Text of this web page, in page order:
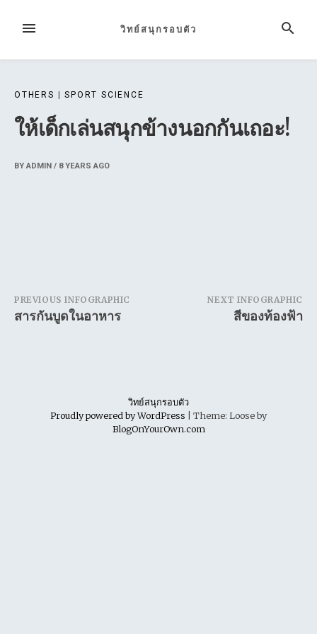
MENU SEARCH
วิทย์สนุกรอบตัว
OTHERS |SPORT SCIENCE
ให้เด็กเล่นสนุกข้างนอกกันเถอะ!
BYADMIN / 8 YEARS AGO
Post
navigation
PREVIOUS INFOGRAPHIC
สารกันบูดในอาหาร
NEXT INFOGRAPHIC
สีของท้องฟ้า
วิทย์สนุกรอบตัว
Proudly powered by WordPress
Theme: Loose by
BlogOnYourOwn.com